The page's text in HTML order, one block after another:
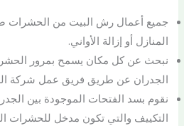
جميع أعمال رش البيت من الحشرات
المنازل أو إزالة الأواني.
نبحث عن كل مكان يسمح بمرور
الجدران عن طريق فريق عمل شركة
نقوم بسد الفتحات الموجودة بين
التكييف والتي تكون مدخل للحشرات